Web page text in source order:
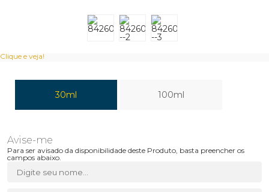
Clique e veja!
30ml 100ml
Para ser avisado da disponibilidade deste Produto, basta preencher os
campos abaixo.